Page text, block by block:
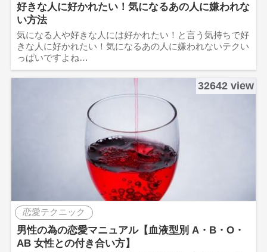
好きな人に好かれたい！気になるあの人に嫌われな
い方法
気になる人や好きな人には好かれたい！と言う気持ちで好
きな人に好かれたい！気になるあの人に嫌われないテクい
っぱいですよね…
32642 view
恋愛テクニック
男性の為の恋愛マニュアル【血液型別 A・B・O・
AB 女性との付き合い方】